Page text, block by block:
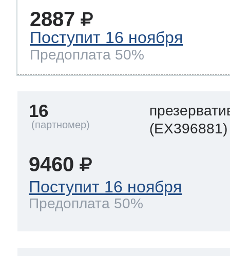
2887
Поступит 16 ноября
Предоплата 50%
16
(EX396881)
9460
Поступит 16 ноября
Предоплата 50%